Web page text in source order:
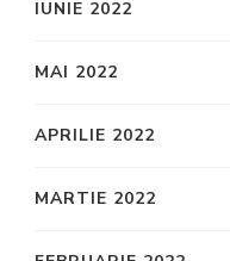
IUNIE 2022
MAI 2022
APRILIE 2022
MARTIE 2022